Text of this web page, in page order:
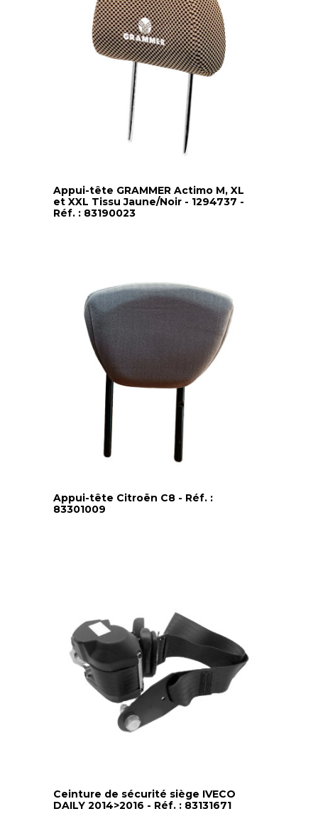
Appui-tête GRAMMER Actimo M, XL
et XXL Tissu Jaune/Noir - 1294737 -
Réf. : 83190023
Appui-tête Citroën C8 - Réf. :
83301009
Ceinture de sécurité siège IVECO
DAILY 2014>2016 - Réf. : 83131671